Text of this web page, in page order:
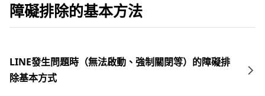
障礙排除的基本方法
LINE發生問題時（無法啟動、強制關閉等）的障礙排
除基本方式